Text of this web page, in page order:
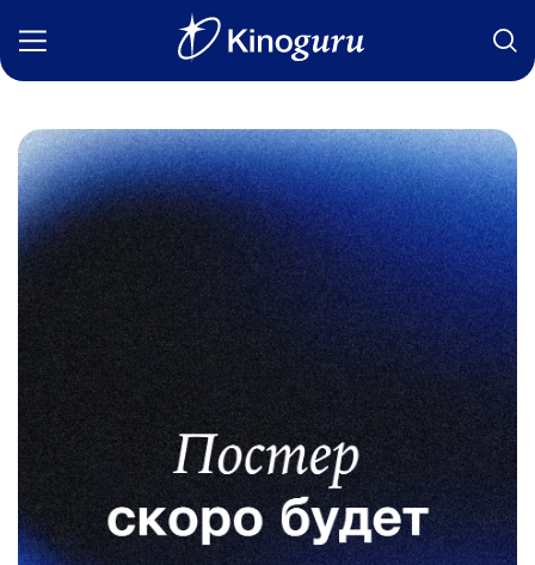
Фильмы
Статьи
Сериалы
Новости
Подборки
Рецензии
О нас
Авторы